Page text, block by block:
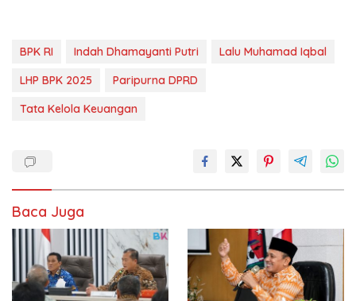
BPK RI Indah Dhamayanti Putri
Lalu Muhamad Iqbal
LHP BPK 2025
Paripurna DPRD
Tata Kelola Keuangan
Baca Juga